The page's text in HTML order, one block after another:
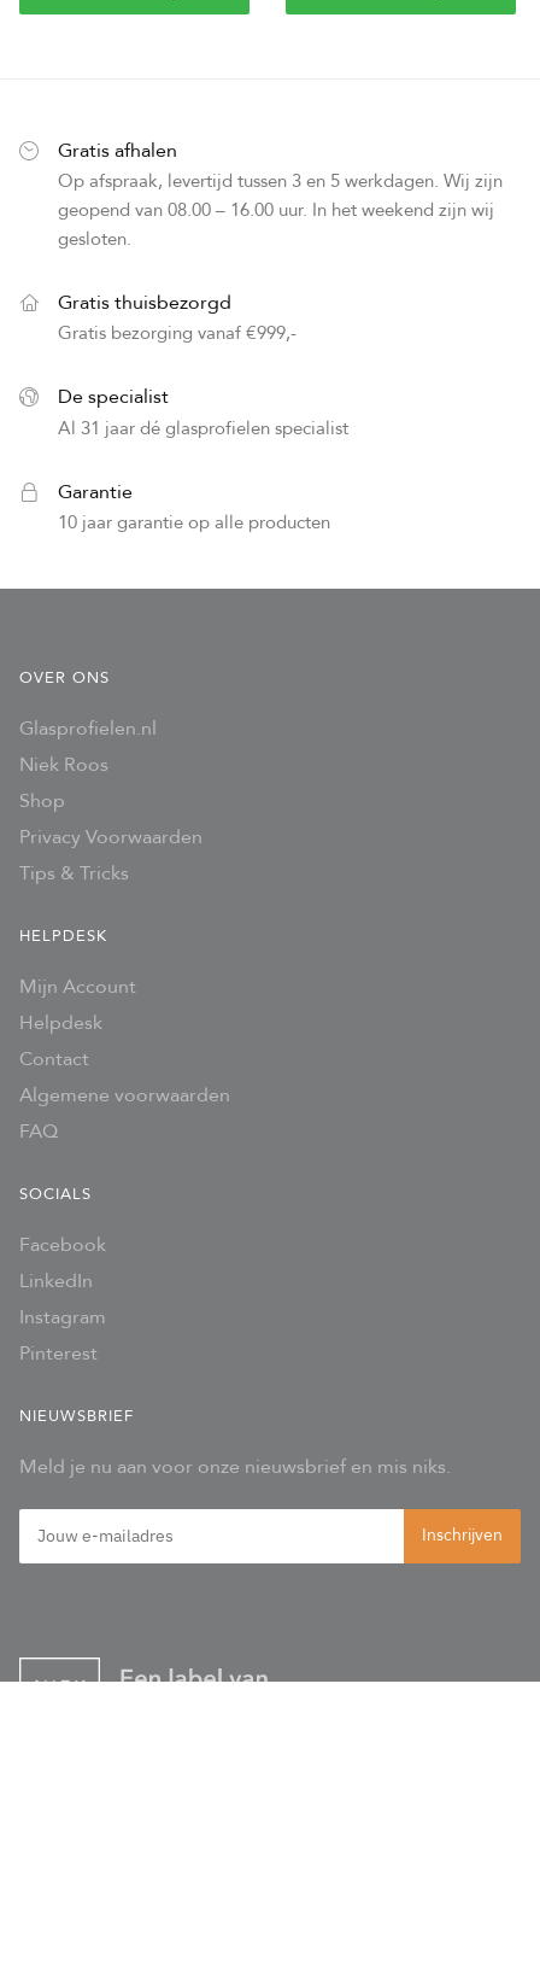
Gratis afhalen
Op afspraak, levertijd tussen 3 en 5 werkdagen. Wij zijn
geopend van 08.00 – 16.00 uur. In het weekend zijn wij
gesloten.
Gratis thuisbezorgd
Gratis bezorging vanaf €999,-
De specialist
Al 31 jaar dé glasprofielen specialist
Garantie
10 jaar garantie op alle producten
OVER ONS
Glasprofielen.nl
Niek Roos
Shop
Privacy Voorwaarden
Tips & Tricks
HELPDESK
Mijn Account
Helpdesk
Contact
Algemene voorwaarden
FAQ
SOCIALS
Facebook
LinkedIn
Instagram
Pinterest
NIEUWSBRIEF
Meld je nu aan voor onze nieuwsbrief en mis niks.